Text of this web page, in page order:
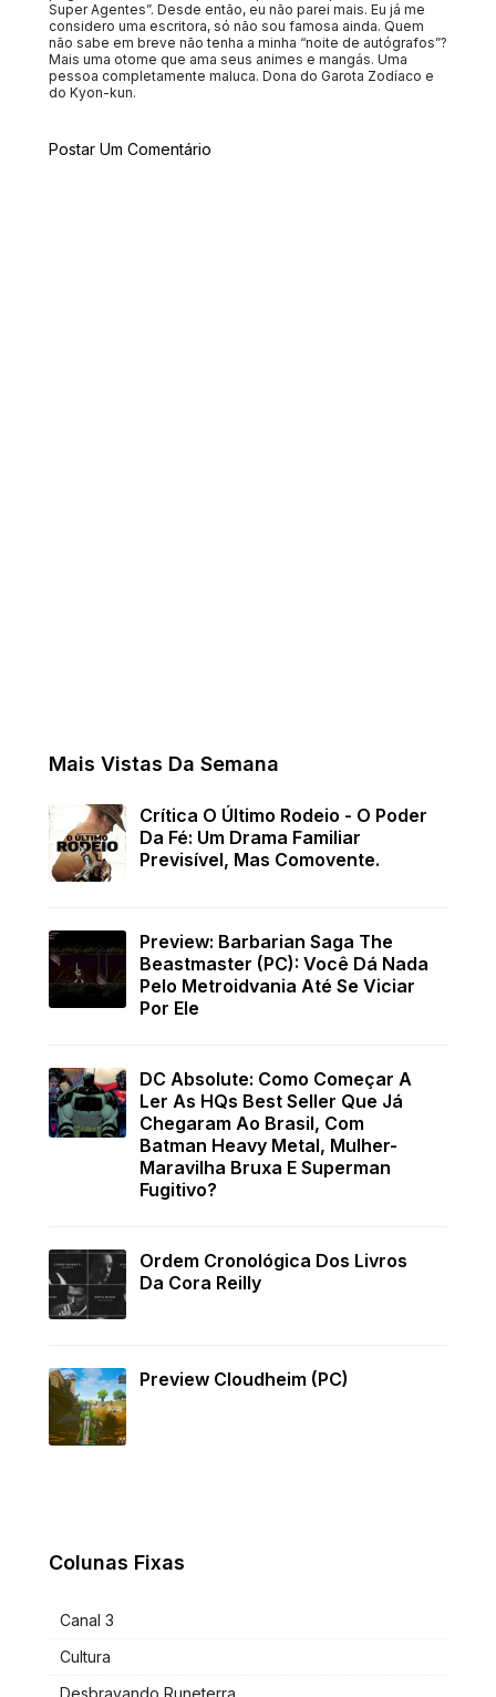
Super Agentes”. Desde então, eu não parei mais. Eu já me
considero uma escritora, só não sou famosa ainda. Quem
não sabe em breve não tenha a minha “noite de autógrafos”?
Mais uma otome que ama seus animes e mangás. Uma
pessoa completamente maluca. Dona do Garota Zodíaco e
do Kyon-kun.
Postar Um Comentário
Mais Vistas Da Semana
Crítica O Último Rodeio - O Poder
Da Fé: Um Drama Familiar
Previsível, Mas Comovente.
Preview: Barbarian Saga The
Beastmaster (PC): Você Dá Nada
Pelo Metroidvania Até Se Viciar
Por Ele
DC Absolute: Como Começar A
Ler As HQs Best Seller Que Já
Chegaram Ao Brasil, Com
Batman Heavy Metal, Mulher-
Maravilha Bruxa E Superman
Fugitivo?
Ordem Cronológica Dos Livros
Da Cora Reilly
Preview Cloudheim (PC)
Colunas Fixas
Canal 3
Cultura
Desbravando Runeterra